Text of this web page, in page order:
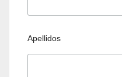
Apellidos